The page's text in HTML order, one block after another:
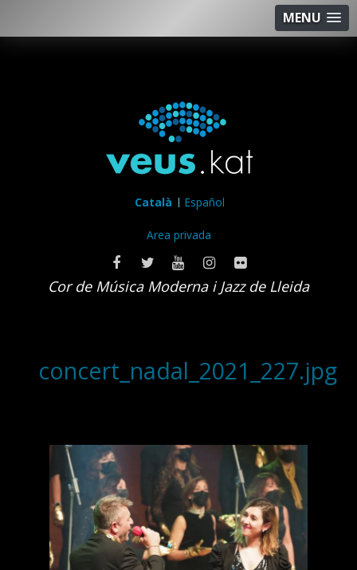
MENU
Català Español
Area privada
Cor de Música Moderna i Jazz de Lleida
concert_nadal_2021_227.jpg